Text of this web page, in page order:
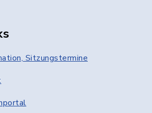
Sitzungstermine